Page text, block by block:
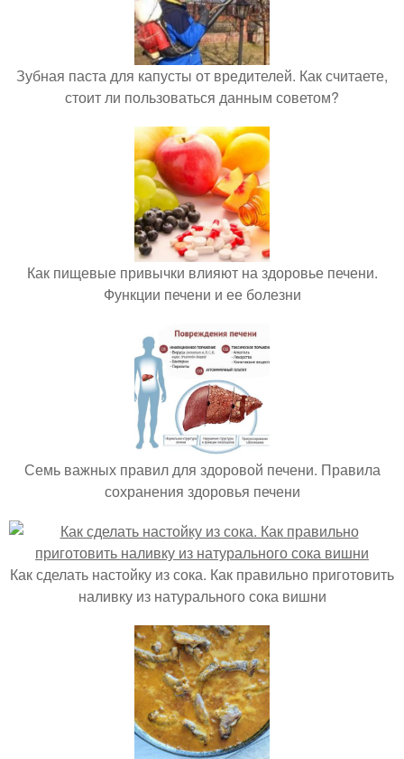
Зубная паста для капусты от вредителей. Как считаете,
стоит ли пользоваться данным советом?
Как пищевые привычки влияют на здоровье печени.
Функции печени и ее болезни
Семь важных правил для здоровой печени. Правила
сохранения здоровья печени
Как сделать настойку из сока. Как правильно приготовить
наливку из натурального сока вишни